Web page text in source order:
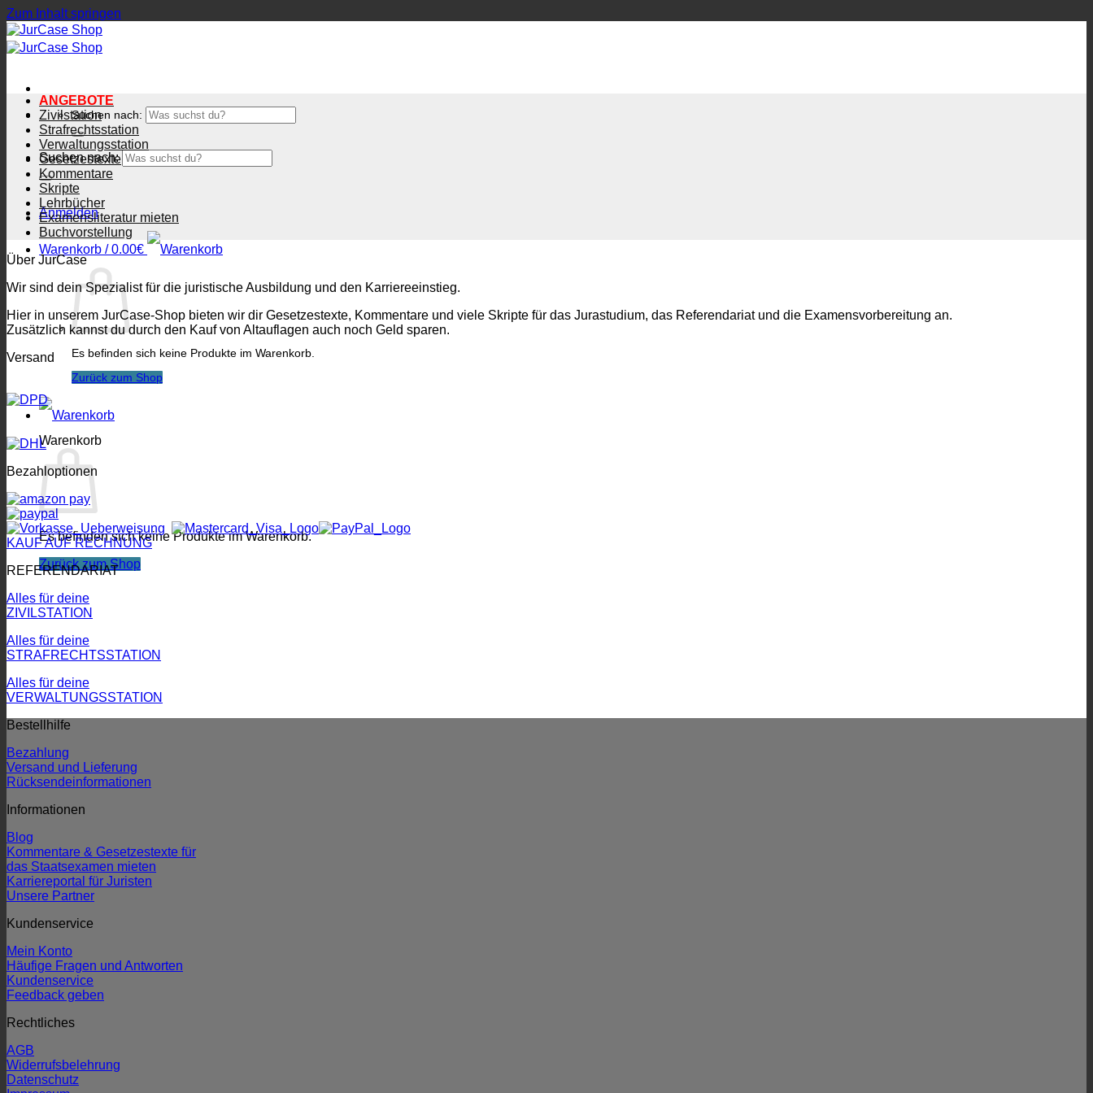
Zum Inhalt springen
Suchen nach:
Suchen nach:
Anmelden
Warenkorb /0.00€
Es befinden sich keine Produkte im Warenkorb.
Zurück zum Shop
Warenkorb
Es befinden sich keine Produkte im Warenkorb.
Zurück zum Shop
ANGEBOTE
Zivilstation
Strafrechtsstation
Verwaltungsstation
Gesetzestexte
Kommentare
Skripte
Lehrbücher
Examensliteratur mieten
Buchvorstellung
Über JurCase
Wir sind dein Spezialist für die juristische Ausbildung und den Karriereeinstieg.
Hier in unserem JurCase-Shop bieten wir dir Gesetzestexte, Kommentare und viele Skripte für das Jurastudium, das Referendariat und die Examensvorbereitung an.
Zusätzlich kannst du durch den Kauf von Altauflagen auch noch Geld sparen.
Versand
Bezahloptionen
KAUF AUF RECHNUNG
REFERENDARIAT
Alles für deine
ZIVILSTATION
Alles für deine
STRAFRECHTSSTATION
Alles für deine
VERWALTUNGSSTATION
Bestellhilfe
Bezahlung
Versand und Lieferung
Rücksendeinformationen
Informationen
Blog
Kommentare & Gesetzestexte für
das Staatsexamen mieten
Karriereportal für Juristen
Unsere Partner
Kundenservice
Mein Konto
Häufige Fragen und Antworten
Kundenservice
Feedback geben
Rechtliches
AGB
Widerrufsbelehrung
Datenschutz